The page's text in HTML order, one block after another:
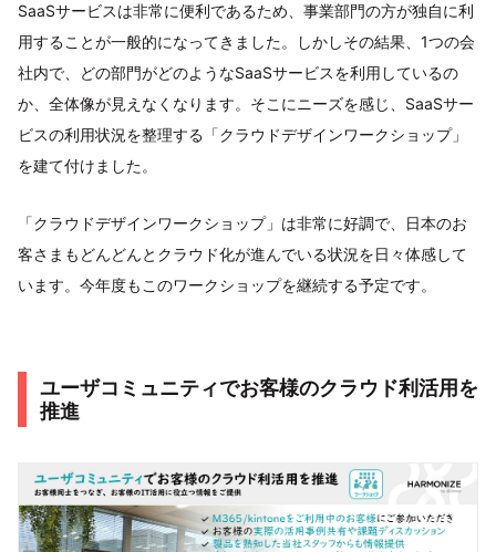
SaaSサービスは非常に便利であるため、事業部門の方が独自に利
用することが一般的になってきました。しかしその結果、1つの会
社内で、どの部門がどのようなSaaSサービスを利用しているの
か、全体像が見えなくなります。そこにニーズを感じ、SaaSサー
ビスの利用状況を整理する「クラウドデザインワークショップ」
を建て付けました。
「クラウドデザインワークショップ」は非常に好調で、日本のお
客さまもどんどんとクラウド化が進んでいる状況を日々体感して
います。今年度もこのワークショップを継続する予定です。
ユーザコミュニティでお客様のクラウド利活用を
推進